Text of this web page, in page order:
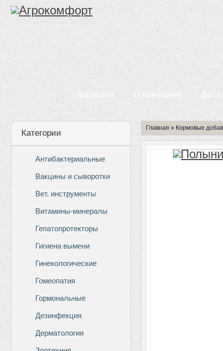
Лицензия О Компании
Категории
Антибактериальные
Вакцины и сыворотки
Вет. инструменты
Витамины-минералы
Гепатопротекторы
Гигиена вымени
Гинекологические
Гомеопатия
Гормональные
Дезинфекция
Дерматология
Главная » Кормовые